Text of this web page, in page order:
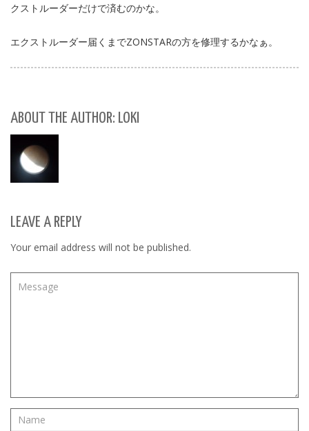
クストルーダーだけで済むのかな。
エクストルーダー届くまでZONSTARの方を修理するかなぁ。
ABOUT THE AUTHOR: LOKI
LEAVE A REPLY
Your email address will not be published.